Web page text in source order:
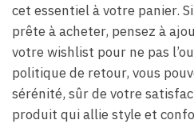
cet essentiel à votre panier.
prête à acheter, pensez à
votre wishlist pour ne pas
politique de retour, vous
sérénité, sûr de votre
produit qui allie style et